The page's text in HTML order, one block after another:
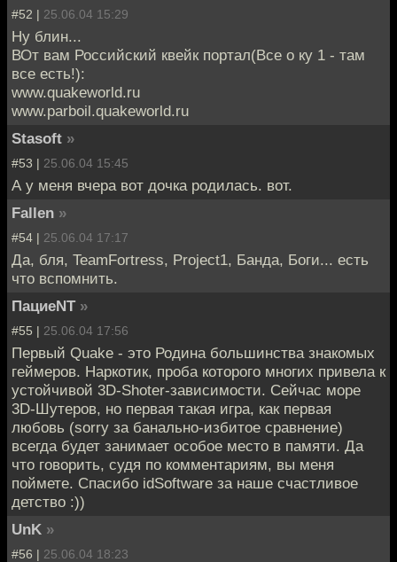
#52 | 25.06.04 15:29
Ну блин...
ВОт вам Российский квейк портал(Все о ку 1 - там
все есть!):
www.quakeworld.ru
www.parboil.quakeworld.ru
Stasoft »
#53 | 25.06.04 15:45
А у меня вчера вот дочка родилась. вот.
Fallen »
#54 | 25.06.04 17:17
Да, бля, TeamFortress, Project1, Банда, Боги... есть
что вспомнить.
ПациеNT »
#55 | 25.06.04 17:56
Первый Quake - это Родина большинства знакомых
геймеров. Наркотик, проба которого многих привела к
устойчивой 3D-Shoter-зависимости. Сейчас море
3D-Шутеров, но первая такая игра, как первая
любовь (sorry за банально-избитое сравнение)
всегда будет занимает особое место в памяти. Да
что говорить, судя по комментариям, вы меня
поймете. Спасибо idSoftware за наше счастливое
детство :))
UnK »
#56 | 25.06.04 18:23